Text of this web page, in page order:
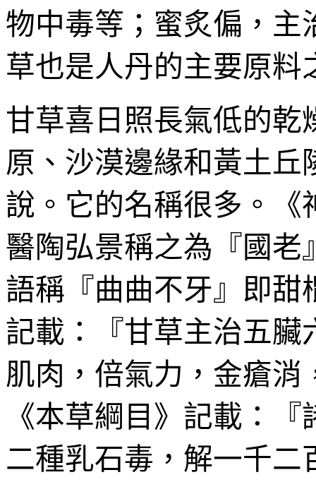
物中毒等；蜜炙偏，主
草也是人丹的主要原料
甘草喜日照長氣低的乾
原、沙漠邊緣和黃土丘
說。它的名稱很多。《
醫陶弘景稱之為『國老
語稱『曲曲不牙』即甜
記載：『甘草主治五臟
肌肉，倍氣力，金瘡消
《本草綱目》記載：
二種乳石毒，解一千二